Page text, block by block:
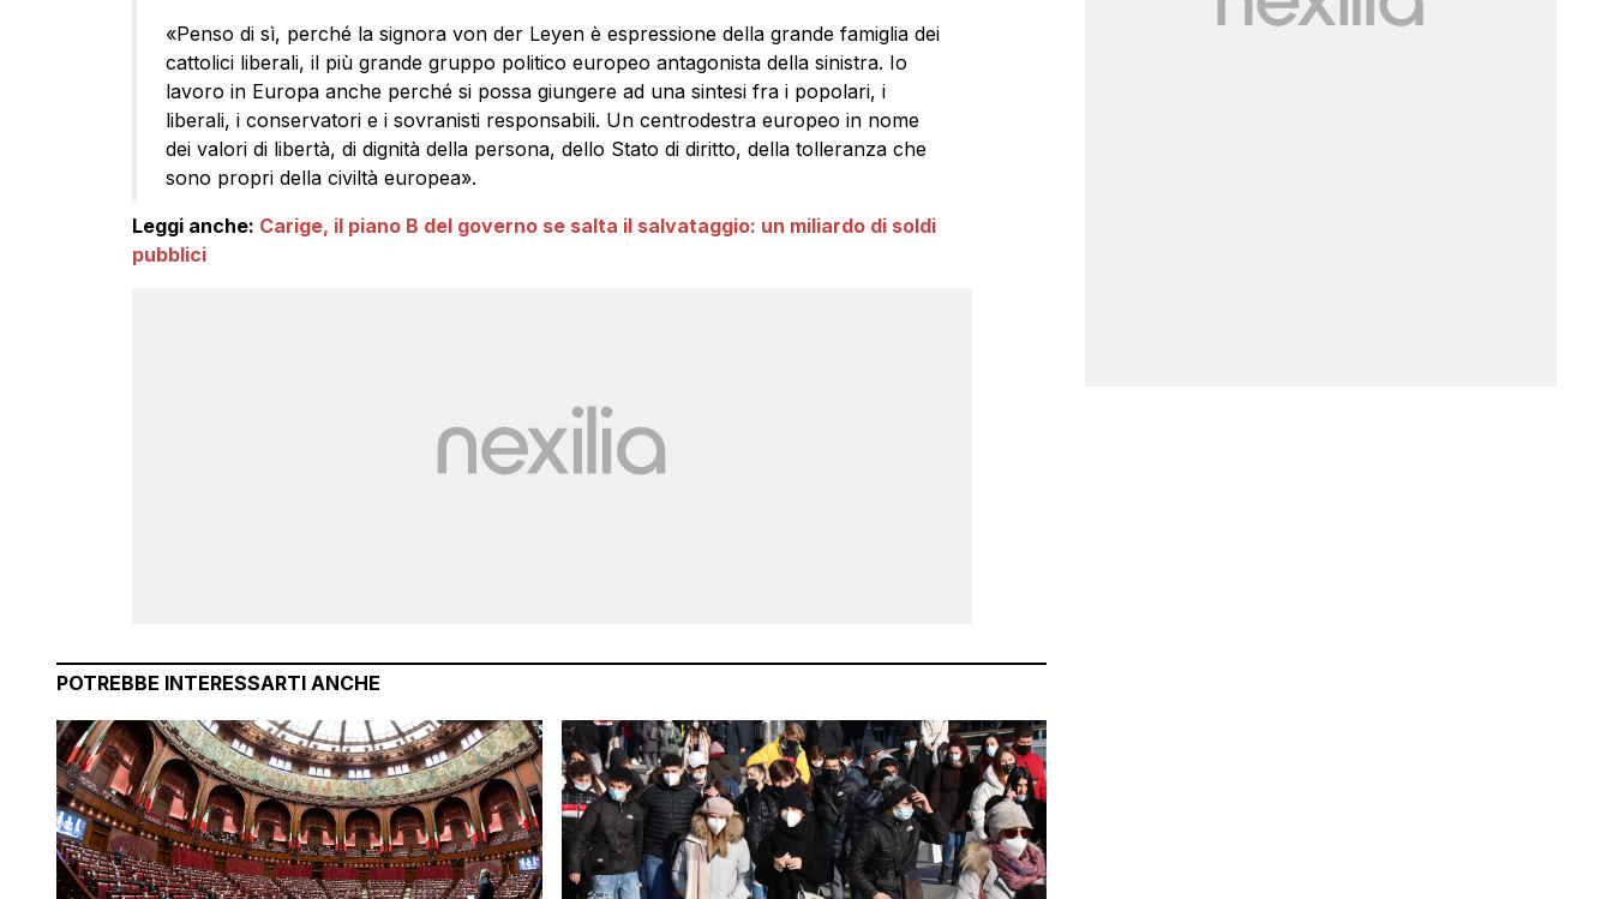
«Penso di sì, perché la signora von der Leyen è espressione della grande famiglia dei
cattolici liberali, il più grande gruppo politico europeo antagonista della sinistra. Io
lavoro in Europa anche perché si possa giungere ad una sintesi fra i popolari, i
liberali, i conservatori e i sovranisti responsabili. Un centrodestra europeo in nome
dei valori di libertà, di dignità della persona, dello Stato di diritto, della tolleranza che
sono propri della civiltà europea».
Leggi anche: Carige, il piano B del governo se salta il salvataggio: un miliardo di soldi
pubblici
POTREBBE INTERESSARTI ANCHE